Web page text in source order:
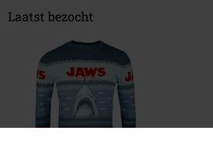
Laatst bezocht